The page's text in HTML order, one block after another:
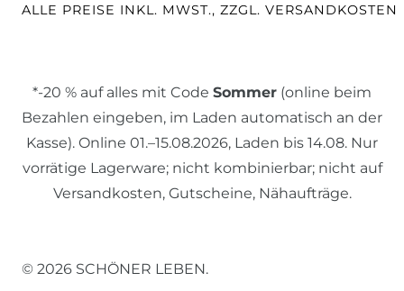
ALLE PREISE INKL. MWST., ZZGL. VERSANDKOSTEN
*-20 % auf alles mit Code Sommer (online beim
Bezahlen eingeben, im Laden automatisch an der
Kasse). Online 01.–15.08.2026, Laden bis 14.08. Nur
vorrätige Lagerware; nicht kombinierbar; nicht auf
Versandkosten, Gutscheine, Nähaufträge.
© 2026 SCHÖNER LEBEN.